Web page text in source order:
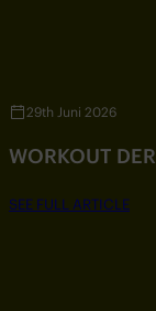
29th Juni 2026
WORKOUT
SEE FULL ARTICLE